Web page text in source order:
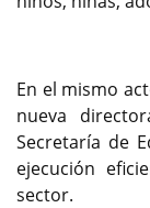
En el mismo
nueva
Secretaría de
ejecución
sector.